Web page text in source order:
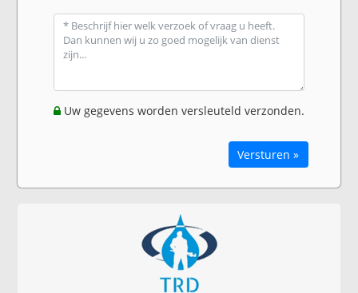
Uw gegevens worden versleuteld verzonden.
Versturen »